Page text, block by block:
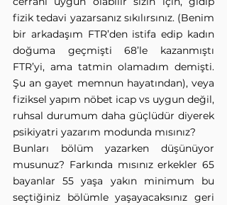
fizik tedavi yazarsanız sıkılırsınız. (Benim
bir arkadaşım FTR’den istifa edip kadın
doğuma geçmişti 68’le kazanmıştı
FTR’yi, ama tatmin olamadım demişti.
Şu an gayet memnun hayatından), veya
fiziksel yapım nöbet icap vs uygun değil,
ruhsal durumum daha güçlüdür diyerek
psikiyatri yazarım modunda mısınız?
Bunları bölüm yazarken düşünüyor
musunuz? Farkında mısınız erkekler 65
bayanlar 55 yaşa yakın minimum bu
seçtiğiniz bölümle yaşayacaksınız geri